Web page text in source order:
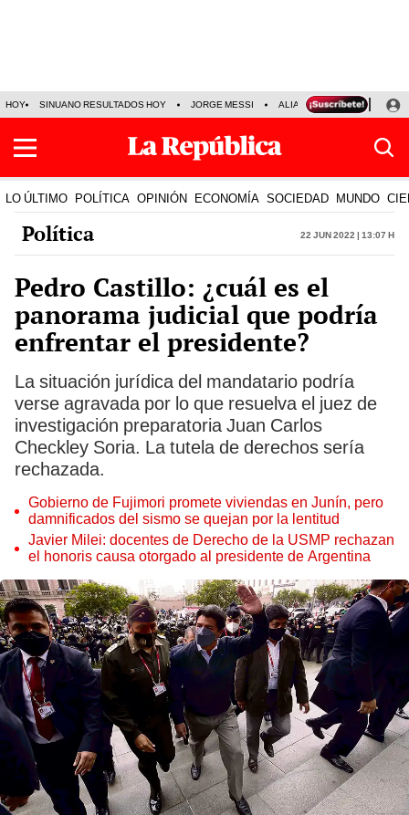
HOY SINUANO RESULTADOS HOY JORGE MESSI ALIANZA LIMA VS SPORT
LO ÚLTIMO POLÍTICA OPINIÓN ECONOMÍA SOCIEDAD MUNDO
Política 22 Jun 2022 | 13:07 h
Pedro Castillo: ¿cuál es el
panorama judicial que podría
enfrentar el presidente?
La situación jurídica del mandatario podría
verse agravada por lo que resuelva el juez de
investigación preparatoria Juan Carlos
Checkley Soria. La tutela de derechos sería
rechazada.
Gobierno de Fujimori promete viviendas en Junín, pero
damnificados del sismo se quejan por la lentitud
Javier Milei: docentes de Derecho de la USMP rechazan
el honoris causa otorgado al presidente de Argentina